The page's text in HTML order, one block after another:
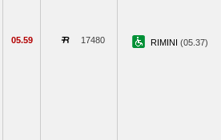
05.59 17480 RIMINI (05.37)